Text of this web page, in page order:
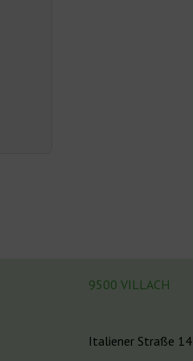
9500 VILLACH
Italiener Straße 14